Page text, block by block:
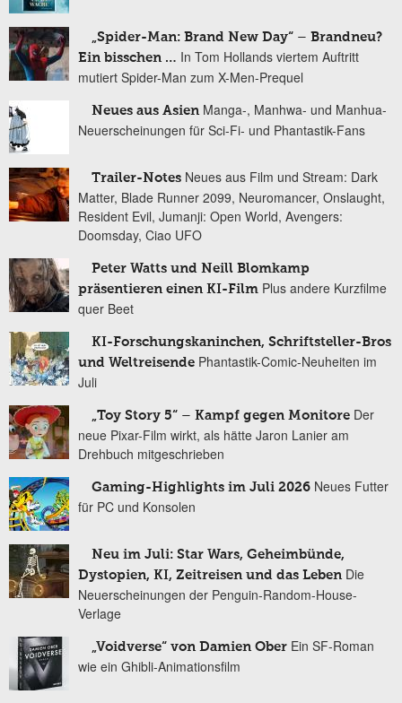
„Spider-Man: Brand New Day“ – Brandneu?
Ein bisschen … In Tom Hollands viertem Auftritt
mutiert Spider-Man zum X-Men-Prequel
Neues aus Asien Manga-, Manhwa- und Manhua-
Neuerscheinungen für Sci-Fi- und Phantastik-Fans
Trailer-Notes Neues aus Film und Stream: Dark
Matter, Blade Runner 2099, Neuromancer, Onslaught,
Resident Evil, Jumanji: Open World, Avengers:
Doomsday, Ciao UFO
Peter Watts und Neill Blomkamp
präsentieren einen KI-Film Plus andere Kurzfilme
quer Beet
KI-Forschungskaninchen, Schriftsteller-Bros
und Weltreisende Phantastik-Comic-Neuheiten im
Juli
„Toy Story 5“ – Kampf gegen Monitore Der
neue Pixar-Film wirkt, als hätte Jaron Lanier am
Drehbuch mitgeschrieben
Gaming-Highlights im Juli 2026 Neues Futter
für PC und Konsolen
Neu im Juli: Star Wars, Geheimbünde,
Dystopien, KI, Zeitreisen und das Leben Die
Neuerscheinungen der Penguin-Random-House-
Verlage
„Voidverse“ von Damien Ober Ein SF-Roman
wie ein Ghibli-Animationsfilm